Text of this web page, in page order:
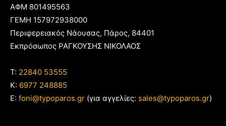
ΑΦΜ 801495563
ΓΕΜΗ 157972938000
Περιφερειακός Νάουσας, Πάρος, 84401
Εκπρόσωπος ΡΑΓΚΟΥΣΗΣ ΝΙΚΟΛΑΟΣ
T: 22840 53555
Κ: 6977 248885
E: foni@typoparos.gr (για αγγελίες: sales@typoparos.gr)